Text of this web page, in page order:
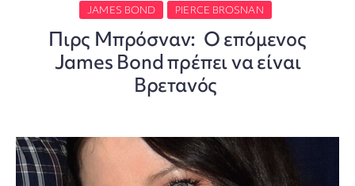
JAMES BOND PIERCE BROSNAN
Πιρς Μπρόσναν: Ο επόμενος
James Bond πρέπει να είναι
Βρετανός